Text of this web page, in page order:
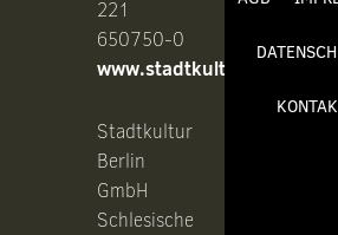
221
650750-0
www.stadtkultur.de
Stadtkultur
Berlin
GmbH
Schlesische